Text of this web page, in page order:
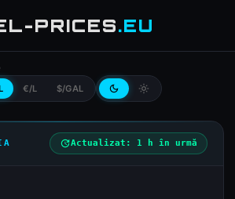
PRICES.EU
€/L $/GAL dark_mode light_mode
updateActualizat: 1 h în urmă